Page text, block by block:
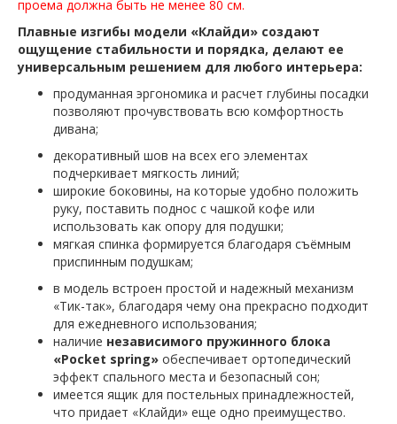
проема должна быть не менее 80 см.
Плавные изгибы модели «Клайди» создают
ощущение стабильности и порядка, делают ее
универсальным решением для любого интерьера:
продуманная эргономика и расчет глубины посадки
позволяют прочувствовать всю комфортность
дивана;
декоративный шов на всех его элементах
подчеркивает мягкость линий;
широкие боковины, на которые удобно положить
руку, поставить поднос с чашкой кофе или
использовать как опору для подушки;
мягкая спинка формируется благодаря съёмным
приспинным подушкам;
в модель встроен простой и надежный механизм
«Тик-так», благодаря чему она прекрасно подходит
для ежедневного использования;
наличие независимого пружинного блока
«Pocket spring» обеспечивает ортопедический
эффект спального места и безопасный сон;
имеется ящик для постельных принадлежностей,
что придает «Клайди» еще одно преимущество.